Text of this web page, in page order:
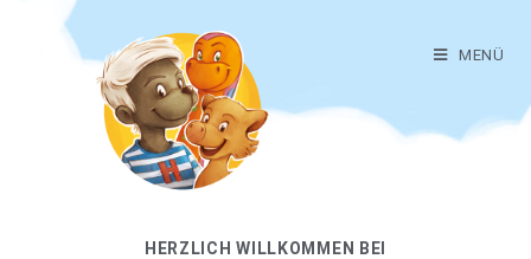
MENÜ
HERZLICH WILLKOMMEN BEI